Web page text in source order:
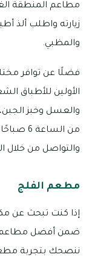
مطاعم المنطقة
زيارته واطلب ألذ
والمظبي.
فضلًا عن توافر
الأولين للأطباق
والعسل وخبز
والتواصل من خلال الرقم:
مطعم الفلج
إذا كنت تبحث عن
ضمن أفضل مطاعم
ننصحك بتجربة